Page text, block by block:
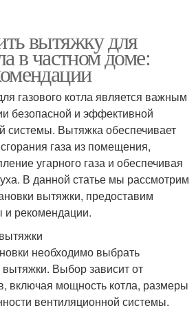
вытяжку для
в частном доме:
газового котла является важным
безопасной и эффективной
системы. Вытяжка обеспечивает
газа из помещения,
угарного газа и обеспечивая
В данной статье мы рассмотрим
вытяжки, предоставим
и рекомендации.
необходимо выбрать
Выбор зависит от
включая мощность котла, размеры
вентиляционной системы.